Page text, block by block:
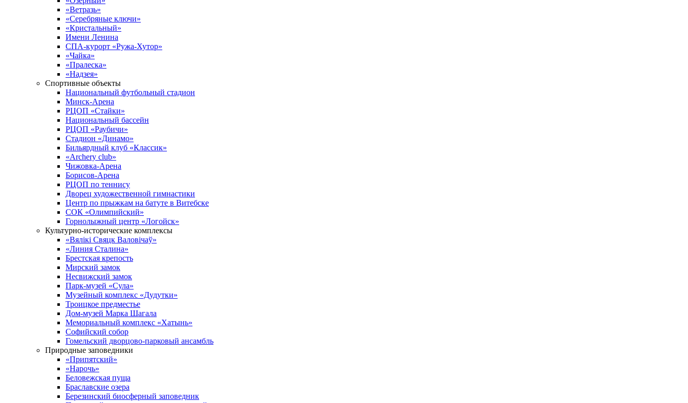
«Ветразь»
«Серебряные ключи»
«Кристальный»
Имени Ленина
СПА-курорт «Ружа-Хутор»
«Чайка»
«Пралеска»
«Надзея»
Спортивные объекты
Национальный футбольный стадион
Минск-Арена
РЦОП «Стайки»
Национальный бассейн
РЦОП «Раубичи»
Стадион «Динамо»
Бильярдный клуб «Классик»
«Archery club»
Чижовка-Арена
Борисов-Арена
РЦОП по теннису
Дворец художественной гимнастики
Центр по прыжкам на батуте в Витебске
СОК «Олимпийский»
Горнолыжный центр «Логойск»
Культурно-исторические комплексы
«Вялікі Свяцк Валовічаў»
«Линия Сталина»
Брестская крепость
Мирский замок
Несвижский замок
Парк-музей «Сула»
Музейный комплекс «Дудутки»
Троицкое предместье
Дом-музей Марка Шагала
Мемориальный комплекс «Хатынь»
Софийский собор
Гомельский дворцово-парковый ансамбль
Природные заповедники
«Припятский»
«Нарочь»
Беловежская пуща
Браславские озера
Березинский биосферный заповедник